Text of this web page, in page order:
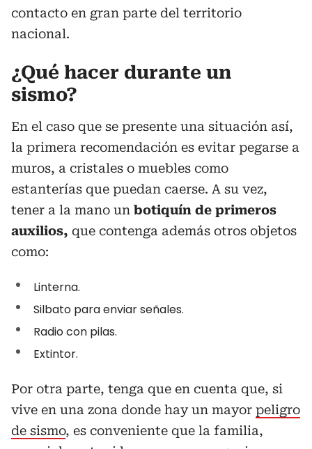
contacto en gran parte del territorio
nacional.
¿Qué hacer durante un
sismo?
En el caso que se presente una situación así,
la primera recomendación es evitar pegarse a
muros, a cristales o muebles como
estanterías que puedan caerse. A su vez,
tener a la mano un botiquín de primeros
auxilios, que contenga además otros objetos
como:
Linterna.
Silbato para enviar señales.
Radio con pilas.
Extintor.
Por otra parte, tenga que en cuenta que, si
vive en una zona donde hay un mayor peligro
de sismo, es conveniente que la familia,